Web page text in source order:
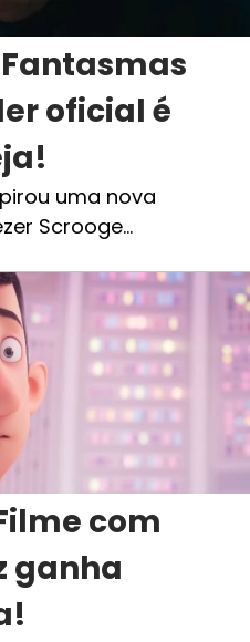
Fantasmas
oficial é
uma nova
Scrooge…
com
ganha